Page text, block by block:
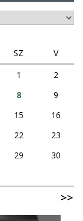
SZ
V
1
2
8
9
15
16
22
23
29
30